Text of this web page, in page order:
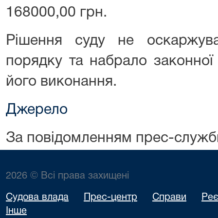
168000,00 грн.
Рішення суду не
порядку та набрало
його виконання.
Джерело
За повідомленням прес-
2026 © Всі права захищені
Судова влада Прес-центр Справи
Інше